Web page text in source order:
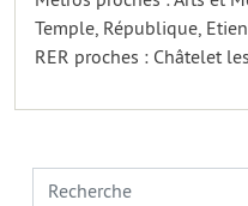
Temple, République,
RER proches : Châtelet